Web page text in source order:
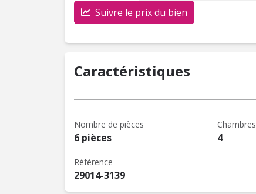
Suivre le prix du bien
Caractéristiques
Nombre de pièces
6 pièces
Chambres
4
Référence
29014-3139